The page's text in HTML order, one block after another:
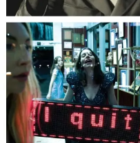
Empresa
desculpas
partir 20
adiantado